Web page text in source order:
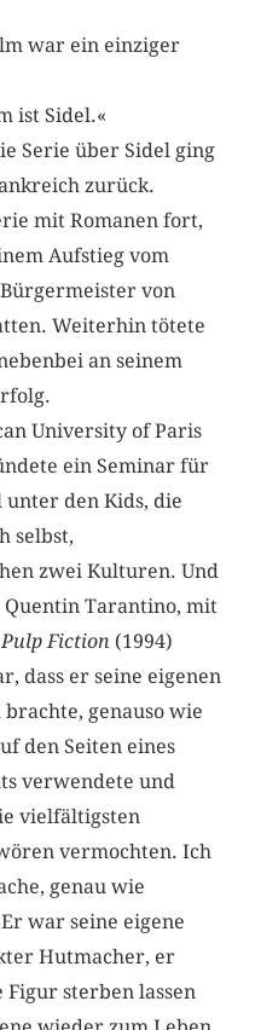
war ein einziger
ist Sidel.«
Serie über Sidel ging
zurück.
mit Romanen fort,
Aufstieg vom
von
Weiterhin tötete
an seinem
University of Paris
ein Seminar für
den Kids, die
selbst,
zwei Kulturen. Und
Quentin Tarantino, mit
Pulp Fiction (1994)
dass er seine eigenen
genauso wie
den Seiten eines
verwendete und
vielfältigsten
vermochten. Ich
genau wie
war seine eigene
Hutmacher, er
Figur sterben lassen